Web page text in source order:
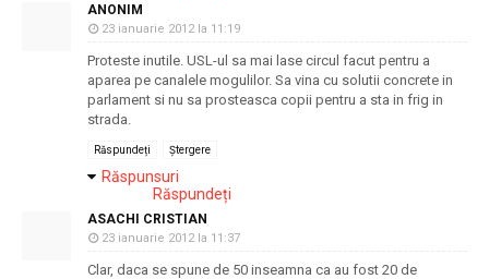
ANONIM
23 ianuarie 2012 la 11:19
Proteste inutile. USL-ul sa mai lase circul facut pentru a
aparea pe canalele mogulilor. Sa vina cu solutii concrete in
parlament si nu sa prosteasca copii pentru a sta in frig in
strada.
Răspundeți Ștergere
Răspunsuri
Răspundeți
ASACHI CRISTIAN
23 ianuarie 2012 la 11:37
Clar, daca se spune de 50 inseamna ca au fost 20 de